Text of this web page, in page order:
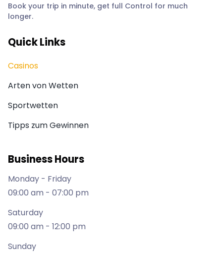
Book your trip in minute, get full Control for much
longer.
Quick Links
Casinos
Arten von Wetten
Sportwetten
Tipps zum Gewinnen
Business Hours
Monday - Friday
09:00 am - 07:00 pm
Saturday
09:00 am - 12:00 pm
Sunday